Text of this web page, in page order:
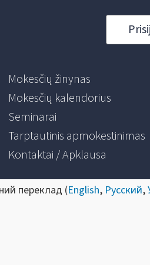
Mokesčių žinynas
Mokesčių kalendorius
Seminarai
Tarptautinis apmokestinimas
Kontaktai / Apklausa
переклад (English, Русский,